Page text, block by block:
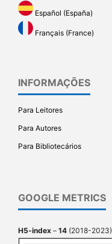
Español (España)
Français (France)
INFORMAÇÕES
Para Leitores
Para Autores
Para Bibliotecários
GOOGLE METRICS
H5-index – 14 (2018-2023)